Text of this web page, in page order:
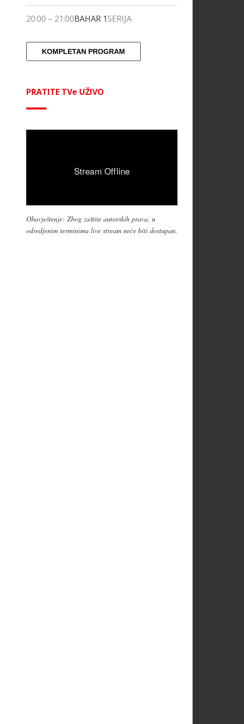
20:00 – 21:00BAHAR 1SERIJA
KOMPLETAN PROGRAM
PRATITE TVe UŽIVO
Obavještenje: Zbog zaštite autorskih prava, u
odredjenim terminima live stream neće biti dostupan.